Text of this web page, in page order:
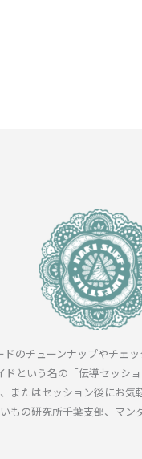
のチューンナップやチ
という名の「伝導セッシ
またはセッション後にお気
もの研究所千葉支部、マ